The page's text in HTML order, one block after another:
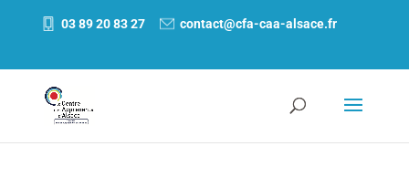
03 89 20 83 27 contact@cfa-caa-alsace.fr